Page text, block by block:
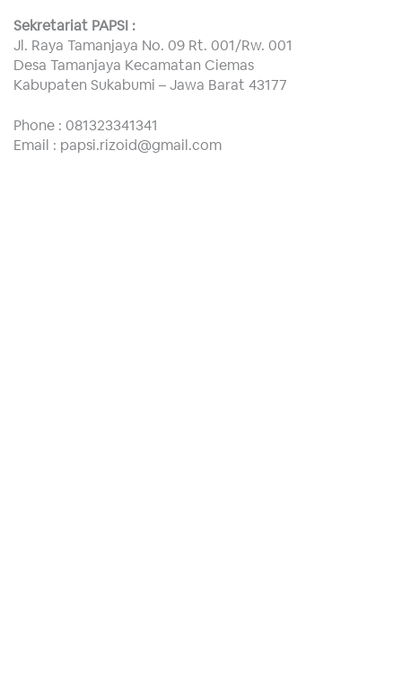
Sekretariat PAPSI :
Jl. Raya Tamanjaya No. 09 Rt. 001/Rw. 001
Desa Tamanjaya Kecamatan Ciemas
Kabupaten Sukabumi – Jawa Barat 43177
Phone : 081323341341
Email : papsi.rizoid@gmail.com